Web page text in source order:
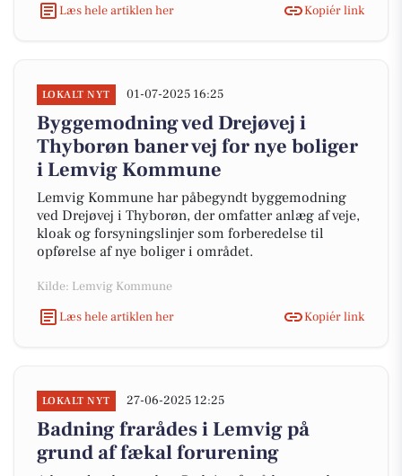
Læs hele artiklen her
Kopiér link
LOKALT NYT 01-07-2025 16:25
Byggemodning ved Drejøvej i
Thyborøn baner vej for nye boliger
i Lemvig Kommune
Lemvig Kommune har påbegyndt byggemodning
ved Drejøvej i Thyborøn, der omfatter anlæg af veje,
kloak og forsyningslinjer som forberedelse til
opførelse af nye boliger i området.
Kilde: Lemvig Kommune
Læs hele artiklen her
Kopiér link
LOKALT NYT 27-06-2025 12:25
Badning frarådes i Lemvig på
grund af fækal forurening